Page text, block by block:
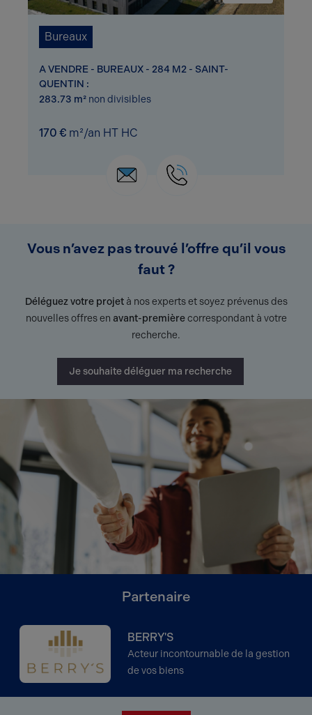
Bureaux
A VENDRE - BUREAUX - 284 M2 - SAINT-
QUENTIN :
283.73 m² non divisibles
170 € m²/an HT HC
Vous n’avez pas trouvé l’offre qu’il vous
faut ?
Déléguez votre projetà nos experts et soyez prévenus des
nouvelles offres en avant-premièrecorrespondant à votre
recherche.
Je souhaite déléguer ma recherche
Partenaire
BERRY'S
Acteur incontournable de la gestion
de vos biens